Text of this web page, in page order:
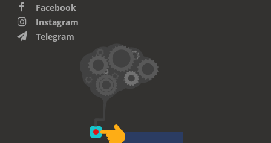
Facebook
Instagram
Telegram